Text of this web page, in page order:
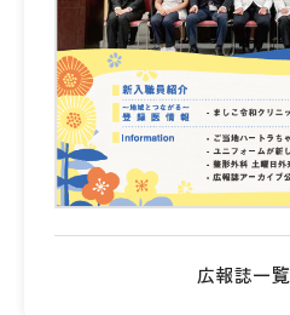
広報誌一覧